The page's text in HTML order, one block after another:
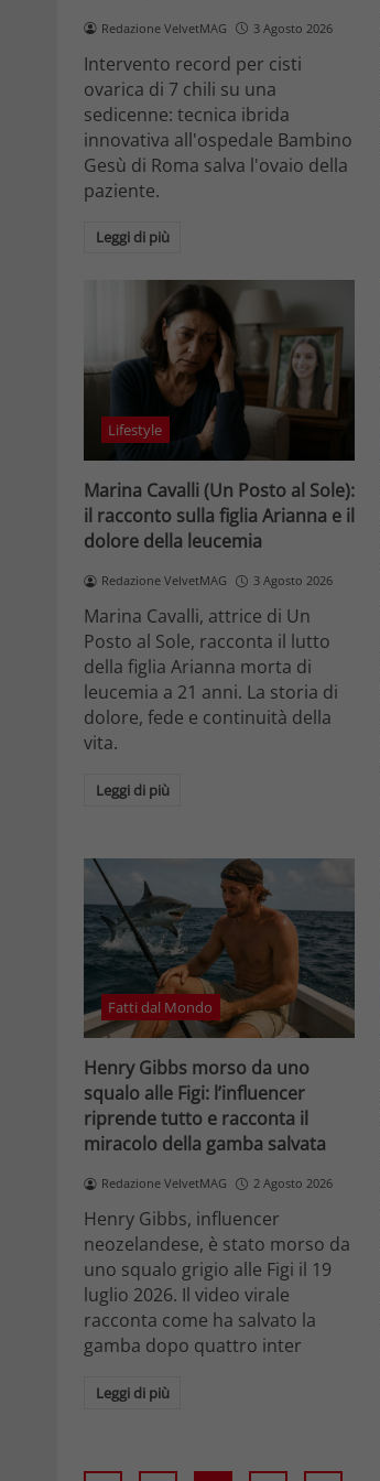
Redazione VelvetMAG 3 Agosto 2026
Intervento record per cisti
ovarica di 7 chili su una
sedicenne: tecnica ibrida
innovativa all'ospedale Bambino
Gesù di Roma salva l'ovaio della
paziente.
Leggi di più
Lifestyle
Marina Cavalli (Un Posto al Sole):
il racconto sulla figlia Arianna e il
dolore della leucemia
Redazione VelvetMAG 3 Agosto 2026
Marina Cavalli, attrice di Un
Posto al Sole, racconta il lutto
della figlia Arianna morta di
leucemia a 21 anni. La storia di
dolore, fede e continuità della
vita.
Leggi di più
Fatti dal Mondo
Henry Gibbs morso da uno
squalo alle Figi: l’influencer
riprende tutto e racconta il
miracolo della gamba salvata
Redazione VelvetMAG 2 Agosto 2026
Henry Gibbs, influencer
neozelandese, è stato morso da
uno squalo grigio alle Figi il 19
luglio 2026. Il video virale
racconta come ha salvato la
gamba dopo quattro inter
Leggi di più